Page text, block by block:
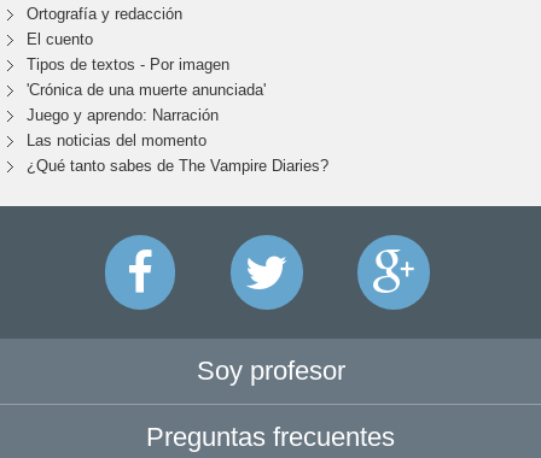
Ortografía y redacción
El cuento
Tipos de textos - Por imagen
'Crónica de una muerte anunciada'
Juego y aprendo: Narración
Las noticias del momento
¿Qué tanto sabes de The Vampire Diaries?
Soy profesor
Preguntas frecuentes